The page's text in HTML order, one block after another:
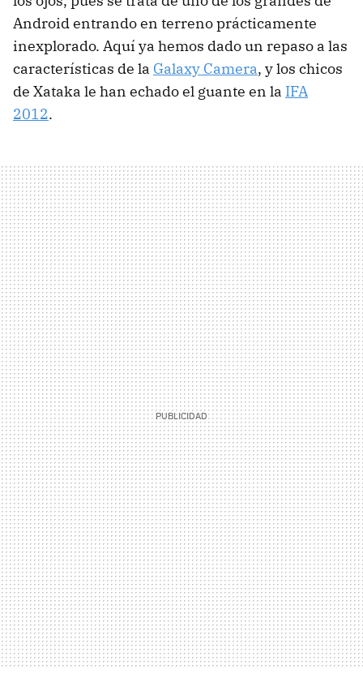
Android entrando en terreno prácticamente
inexplorado. Aquí ya hemos dado un repaso a las
características de la Galaxy Camera, y los chicos
de Xataka le han echado el guante en la IFA
2012.